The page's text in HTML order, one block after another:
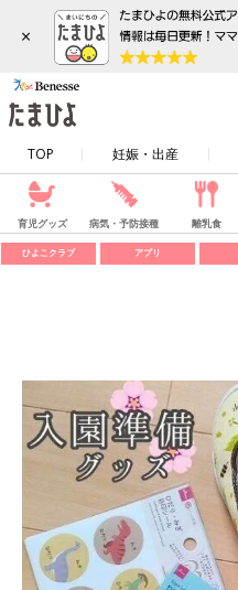
×
TOP 妊娠・出産
育児グッズ 病気・予防接種 離乳食
ひよこクラブ アプリ